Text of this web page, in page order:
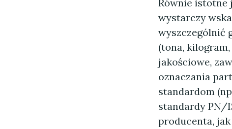
Równie istotne
wystarczy
wyszczególnić
(tona,
jakościowe,
oznaczania
standardom
standardy PN/
producenta,